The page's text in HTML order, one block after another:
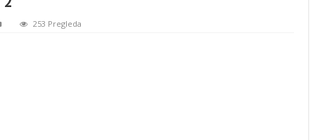
253 Pregleda